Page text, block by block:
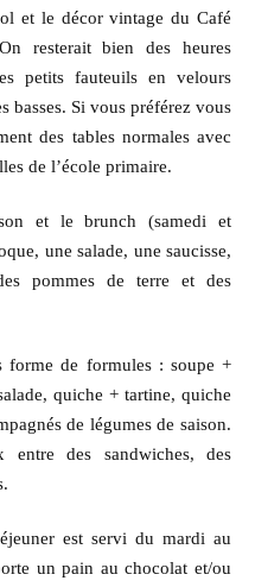
et le décor vintage du Café
resterait bien des heures
petits fauteuils en velours
basses. Si vous préférez vous
des tables normales avec
de l’école primaire.
et le brunch (samedi et
une salade, une saucisse,
pommes de terre et des
forme de formules : soupe +
quiche + tartine, quiche
de légumes de saison.
entre des sandwiches, des
est servi du mardi au
un pain au chocolat et/ou